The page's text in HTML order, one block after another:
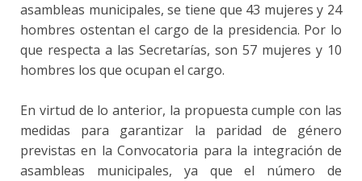
asambleas municipales, se tiene que 43 mujeres y 24
hombres ostentan el cargo de la presidencia. Por lo
que respecta a las Secretarías, son 57 mujeres y 10
hombres los que ocupan el cargo.
En virtud de lo anterior, la propuesta cumple con las
medidas para garantizar la paridad de género
previstas en la Convocatoria para la integración de
asambleas municipales, ya que el número de